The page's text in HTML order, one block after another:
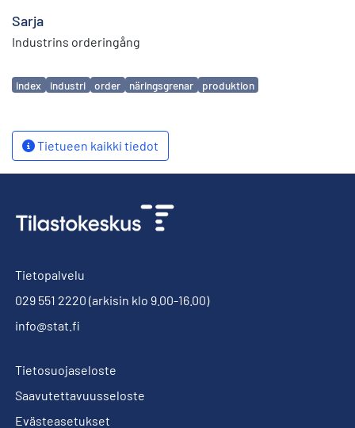
Sarja
Industrins orderingång
Avainsanat
index industri order näringsgrenar produktion
Tietueen kaikki tiedot
Tietopalvelu
029 551 2220 (arkisin klo 9.00-16.00)
info@stat.fi
Tietosuojaseloste
Saavutettavuusseloste
Evästeasetukset